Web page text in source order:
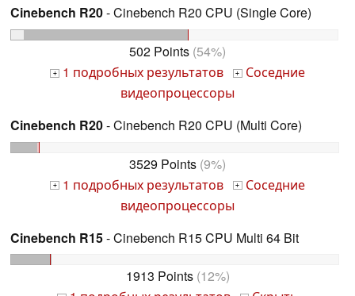
Cinebench R20- Cinebench R20 CPU (Single Core)
502 Points (54%)
+ 1 подробных результатов + Соседние
видеопроцессоры
Cinebench R20- Cinebench R20 CPU (Multi Core)
3529 Points (9%)
+ 1 подробных результатов + Соседние
видеопроцессоры
Cinebench R15- Cinebench R15 CPU Multi 64 Bit
1913 Points(12%)